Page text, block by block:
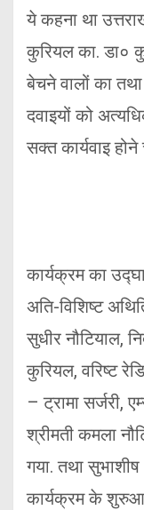
ये कहना था
कुरियल का. डा०
बेचने वालों का
दवाइयों को
सक्त कार्यवाइ होने
कार्यक्रम का
अति-विशिष्ट
सुधीर नौटियाल,
कुरियल, वरिष्ट
– ट्रामा सर्जरी,
श्रीमती कमला
गया. तथा सुभाशीष
कार्यक्रम के